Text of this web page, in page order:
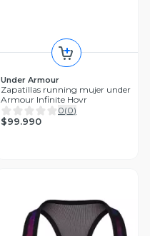
Under Armour
Zapatillas running mujer under
Armour Infinite Hovr
0(0)
$99.990